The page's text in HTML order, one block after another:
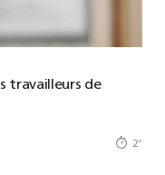
travailleurs de
2’